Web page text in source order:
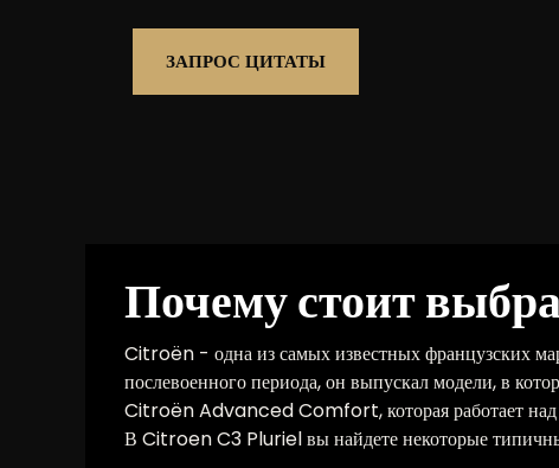
ЗАПРОС ЦИТАТЫ
Почему стоит
Citroën - одна из самых известных французских
послевоенного периода, он выпускал модели, в
Citroën Advanced Comfort, которая работает над
В Citroen C3 Pluriel вы найдете некоторые